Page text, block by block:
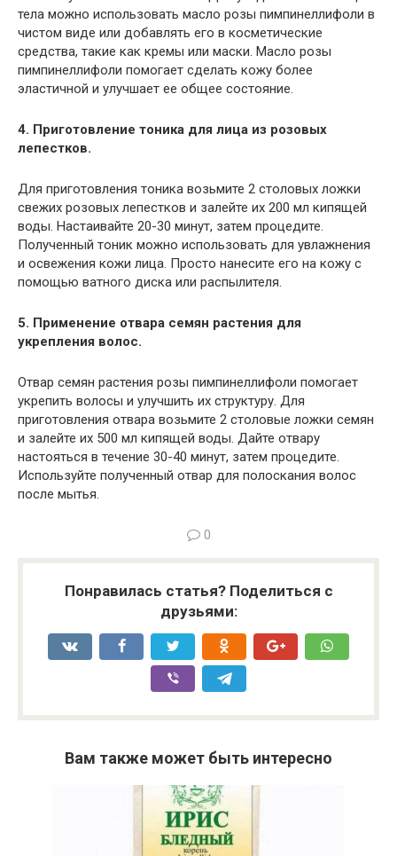
тела можно использовать масло розы пимпинеллифоли в
чистом виде или добавлять его в косметические
средства, такие как кремы или маски. Масло розы
пимпинеллифоли помогает сделать кожу более
эластичной и улучшает ее общее состояние.
4. Приготовление тоника для лица из розовых
лепестков.
Для приготовления тоника возьмите 2 столовых ложки
свежих розовых лепестков и залейте их 200 мл кипящей
воды. Настаивайте 20-30 минут, затем процедите.
Полученный тоник можно использовать для увлажнения
и освежения кожи лица. Просто нанесите его на кожу с
помощью ватного диска или распылителя.
5. Применение отвара семян растения для
укрепления волос.
Отвар семян растения розы пимпинеллифоли помогает
укрепить волосы и улучшить их структуру. Для
приготовления отвара возьмите 2 столовые ложки семян
и залейте их 500 мл кипящей воды. Дайте отвару
настояться в течение 30-40 минут, затем процедите.
Используйте полученный отвар для полоскания волос
после мытья.
0
Понравилась статья? Поделиться с
друзьями:
Вам также может быть интересно